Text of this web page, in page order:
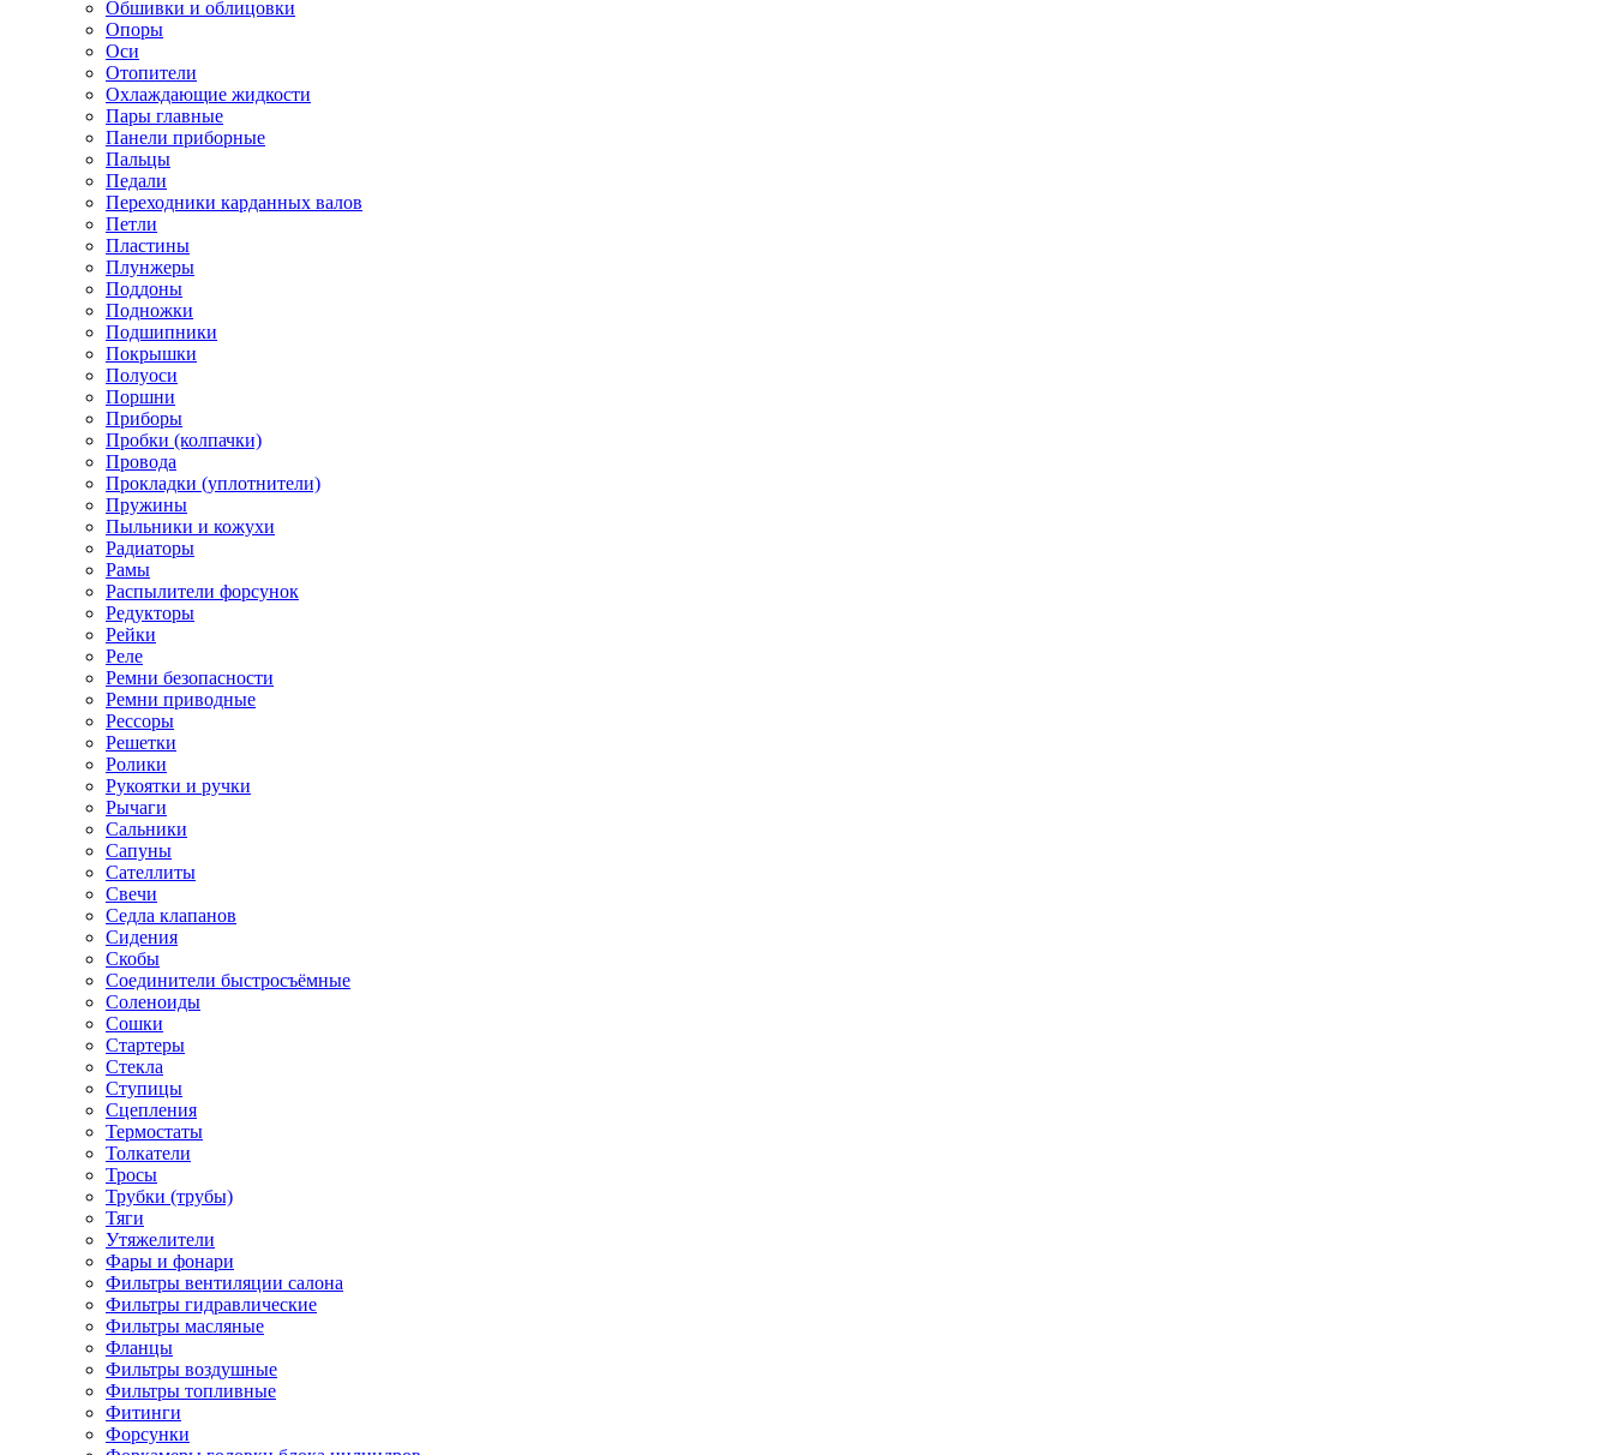
Обшивки и облицовки
Опоры
Оси
Отопители
Охлаждающие жидкости
Пары главные
Панели приборные
Пальцы
Педали
Переходники карданных валов
Петли
Пластины
Плунжеры
Поддоны
Подножки
Подшипники
Покрышки
Полуоси
Поршни
Приборы
Пробки (колпачки)
Провода
Прокладки (уплотнители)
Пружины
Пыльники и кожухи
Радиаторы
Рамы
Распылители форсунок
Редукторы
Рейки
Реле
Ремни безопасности
Ремни приводные
Рессоры
Решетки
Ролики
Рукоятки и ручки
Рычаги
Сальники
Сапуны
Сателлиты
Свечи
Седла клапанов
Сидения
Скобы
Соединители быстросъёмные
Соленоиды
Сошки
Стартеры
Стекла
Ступицы
Сцепления
Термостаты
Толкатели
Тросы
Трубки (трубы)
Тяги
Утяжелители
Фары и фонари
Фильтры вентиляции салона
Фильтры гидравлические
Фильтры масляные
Фланцы
Фильтры воздушные
Фильтры топливные
Фитинги
Форсунки